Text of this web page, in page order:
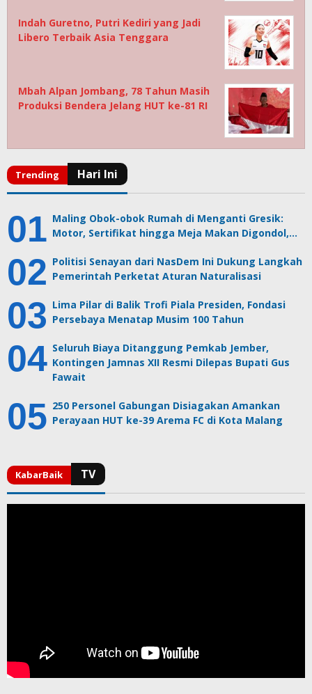
Indah Guretno, Putri Kediri yang Jadi
Libero Terbaik Asia Tenggara
Mbah Alpan Jombang, 78 Tahun Masih
Produksi Bendera Jelang HUT ke-81 RI
Maling Obok-obok Rumah di Menganti Gresik:
Motor, Sertifikat hingga Meja Makan Digondol,…
Politisi Senayan dari NasDem Ini Dukung Langkah
Pemerintah Perketat Aturan Naturalisasi
Lima Pilar di Balik Trofi Piala Presiden, Fondasi
Persebaya Menatap Musim 100 Tahun
Seluruh Biaya Ditanggung Pemkab Jember,
Kontingen Jamnas XII Resmi Dilepas Bupati Gus
Fawait
250 Personel Gabungan Disiagakan Amankan
Perayaan HUT ke-39 Arema FC di Kota Malang